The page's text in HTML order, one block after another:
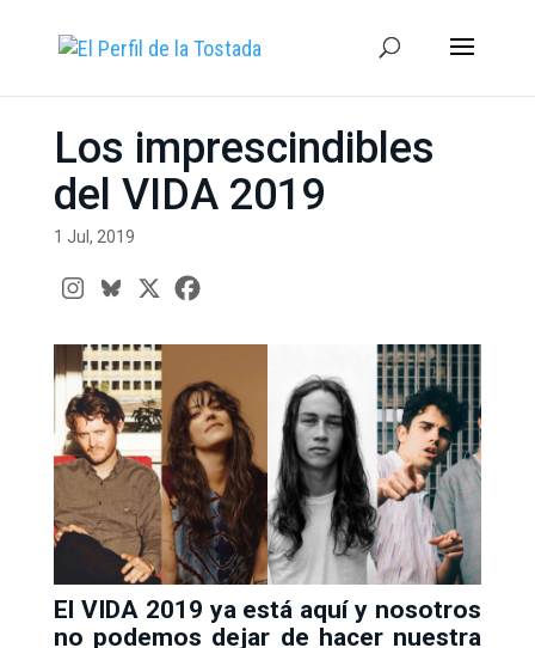
Los imprescindibles
del VIDA 2019
1 Jul, 2019
El VIDA 2019 ya está aquí y nosotros
no podemos dejar de hacer nuestra